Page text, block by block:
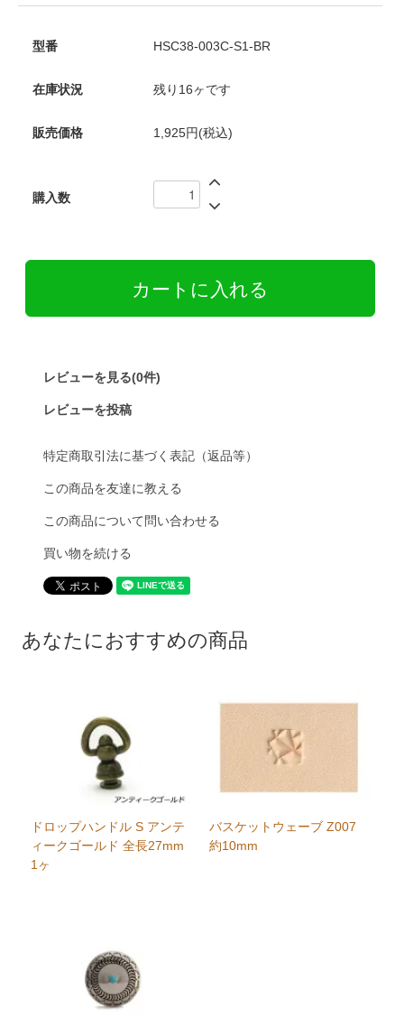
型番 HSC38-003C-S1-BR
在庫状況 残り16ヶです
販売価格 1,925円(税込)
購入数
レビューを見る(0件)
レビューを投稿
特定商取引法に基づく表記（返品等）
この商品を友達に教える
この商品について問い合わせる
買い物を続ける
あなたにおすすめの商品
ドロップハンドル S アンテ
ィークゴールド 全長27mm
1ヶ
バスケットウェーブ Z007
約10mm